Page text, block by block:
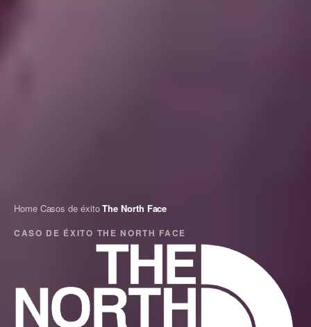
Home/Casos de éxito/The North Face
CASO DE ÉXITO THE NORTH FACE